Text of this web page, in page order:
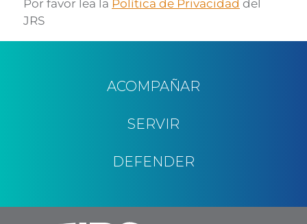
Por favor lea la Política de Privacidad del
JRS
ACOMPAÑAR
SERVIR
DEFENDER